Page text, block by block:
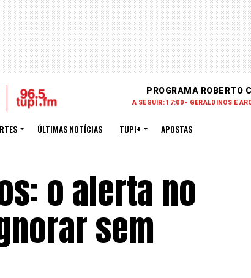
PROGRAMA ROBERTO
A SEGUIR: 17:00 - GERALDINOS E
ÚLTIMAS NOTÍCIAS TUPI+ APOSTAS
o alerta no
sem